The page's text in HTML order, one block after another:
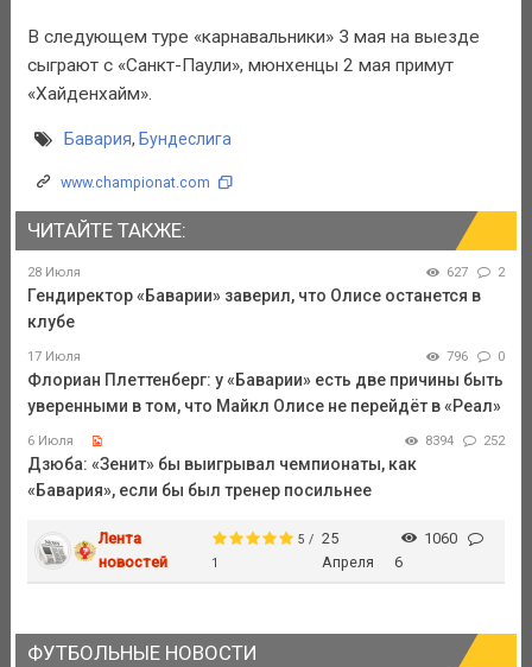
В следующем туре «карнавальники» 3 мая на выезде
сыграют с «Санкт-Паули», мюнхенцы 2 мая примут
«Хайденхайм».
Бавария, Бундеслига
www.championat.com
ЧИТАЙТЕ ТАКЖЕ:
28 Июля 627 2
Гендиректор «Баварии» заверил, что Олисе останется в
клубе
17 Июля 796 0
Флориан Плеттенберг: у «Баварии» есть две причины быть
уверенными в том, что Майкл Олисе не перейдёт в «Реал»
6 Июля 8394 252
Дзюба: «Зенит» бы выигрывал чемпионаты, как
«Бавария», если бы был тренер посильнее
Лента
новостей
5 /
1
25
Апреля
1060
6
ФУТБОЛЬНЫЕ НОВОСТИ